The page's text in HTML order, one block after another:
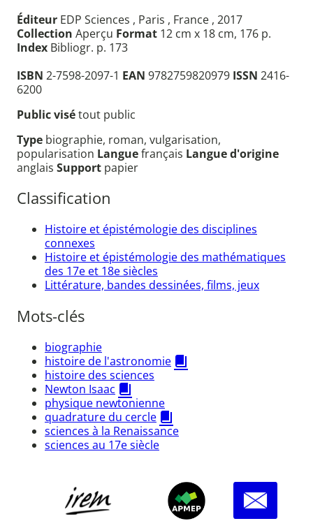
Éditeur EDP Sciences , Paris , France , 2017
Collection Aperçu Format 12 cm x 18 cm, 176 p.
Index Bibliogr. p. 173
ISBN 2-7598-2097-1 EAN 9782759820979 ISSN 2416-
6200
Public visétout public
Type biographie, roman, vulgarisation,
popularisation Languefrançais Langue d'origine
anglais Support papier
Classification
Histoire et épistémologie des disciplines
connexes
Histoire et épistémologie des mathématiques
des 17e et 18e siècles
Littérature, bandes dessinées, films, jeux
Mots-clés
biographie
histoire de l'astronomie
histoire des sciences
Newton Isaac
physique newtonienne
quadrature du cercle
sciences à la Renaissance
sciences au 17e siècle